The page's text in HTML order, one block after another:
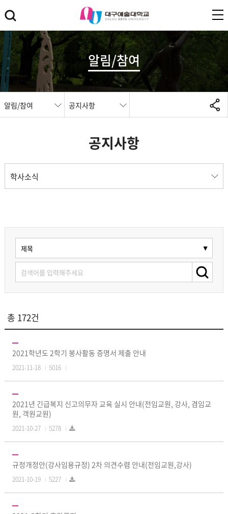
알림/참여
알림/참여 공지사항
공지사항
학사소식
총 172건
2021학년도 2학기 봉사활동 증명서 제출 안내
2021-11-18 5016
2021년 긴급복지 신고의무자 교육 실시 안내(전임교원, 강사, 겸임교
원, 객원교원)
2021-10-27 5278
규정개정안(강사임용규정) 2차 의견수렴 안내(전임교원,강사)
2021-10-19 5227